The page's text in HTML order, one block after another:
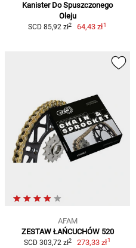
Kanister Do Spuszczonego
Oleju
SCD 85,92 zł2 64,43 zł1
AFAM
ZESTAW ŁAŃCUCHÓW 520
SCD 303,72 zł2 273,33 zł1